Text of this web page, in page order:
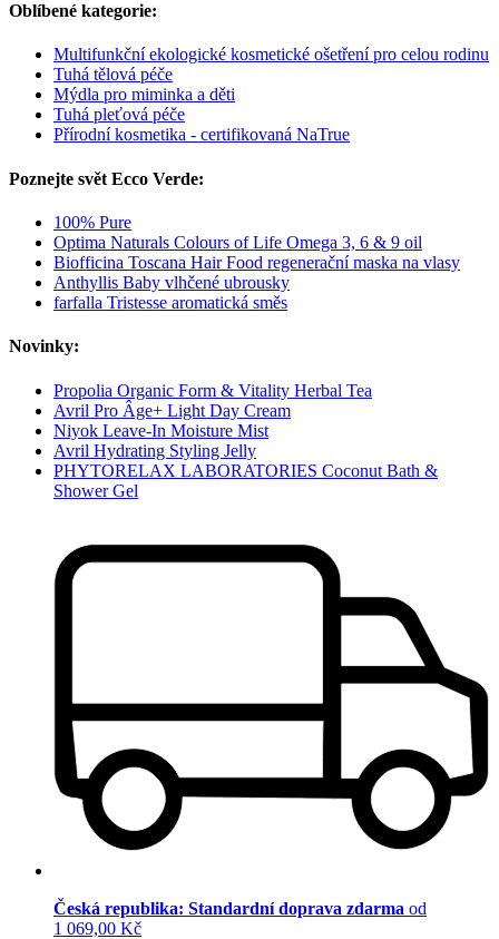
Oblíbené kategorie:
Multifunkční ekologické kosmetické ošetření pro celou rodinu
Tuhá tělová péče
Mýdla pro miminka a děti
Tuhá pleťová péče
Přírodní kosmetika - certifikovaná NaTrue
Poznejte svět Ecco Verde:
100% Pure
Optima Naturals Colours of Life Omega 3, 6 & 9 oil
Biofficina Toscana Hair Food regenerační maska na vlasy
Anthyllis Baby vlhčené ubrousky
farfalla Tristesse aromatická směs
Novinky:
Propolia Organic Form & Vitality Herbal Tea
Avril Pro Âge+ Light Day Cream
Niyok Leave-In Moisture Mist
Avril Hydrating Styling Jelly
PHYTORELAX LABORATORIES Coconut Bath &
Shower Gel
Česká republika: Standardní doprava zdarma od
1 069,00 Kč